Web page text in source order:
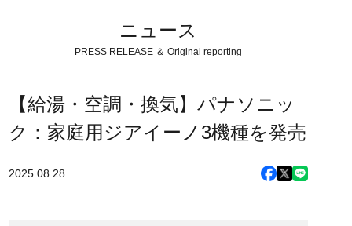
ニュース
PRESS RELEASE ＆ Original reporting
【給湯・空調・換気】パナソニッ
ク：家庭用ジアイーノ3機種を発売
2025.08.28